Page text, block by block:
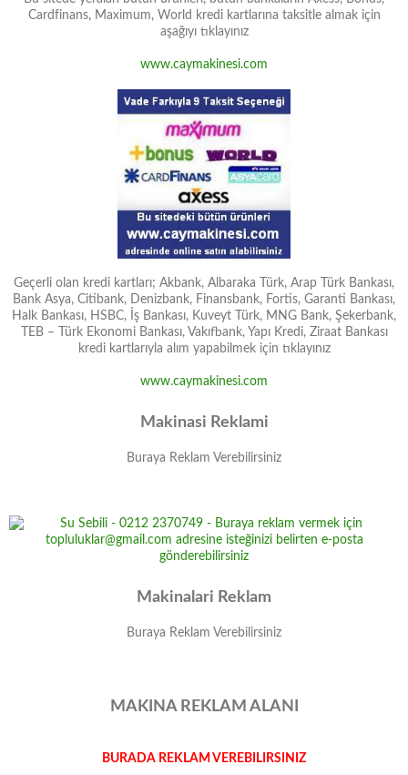
Cardfinans, Maximum, World kredi kartlarına taksitle almak için
aşağıyı tıklayınız
www.caymakinesi.com
Geçerli olan kredi kartları; Akbank, Albaraka Türk, Arap Türk Bankası,
Bank Asya, Citibank, Denizbank, Finansbank, Fortis, Garanti Bankası,
Halk Bankası, HSBC, İş Bankası, Kuveyt Türk, MNG Bank, Şekerbank,
TEB – Türk Ekonomi Bankası, Vakıfbank, Yapı Kredi, Ziraat Bankası
kredi kartlarıyla alım yapabilmek için tıklayınız
www.caymakinesi.com
Makinasi Reklami
Buraya Reklam Verebilirsiniz
Makinalari Reklam
Buraya Reklam Verebilirsiniz
MAKINA REKLAM ALANI
BURADA REKLAM VEREBILIRSINIZ